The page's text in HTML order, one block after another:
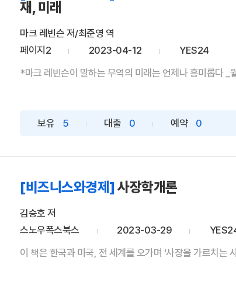
재, 미래
마크 레빈슨 저/최준영 역
페이지2
2023-04-12
YES24
*마크 레빈슨이 말하는 무역의 미래는 언제나 흥미롭다
보유 5 대출 0 예약 0
[비즈니스와경제] 사장학개론
김승호 저
스노우폭스북스
2023-03-29
이 책은 한국과 미국, 전 세계를 오가며 ‘사장을 가르치는